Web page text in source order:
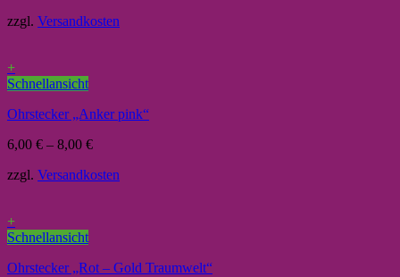
zzgl. Versandkosten
+
Schnellansicht
Ohrstecker „Anker pink“
6,00 € – 8,00 €
zzgl. Versandkosten
+
Schnellansicht
Ohrstecker „Rot – Gold Traumwelt“